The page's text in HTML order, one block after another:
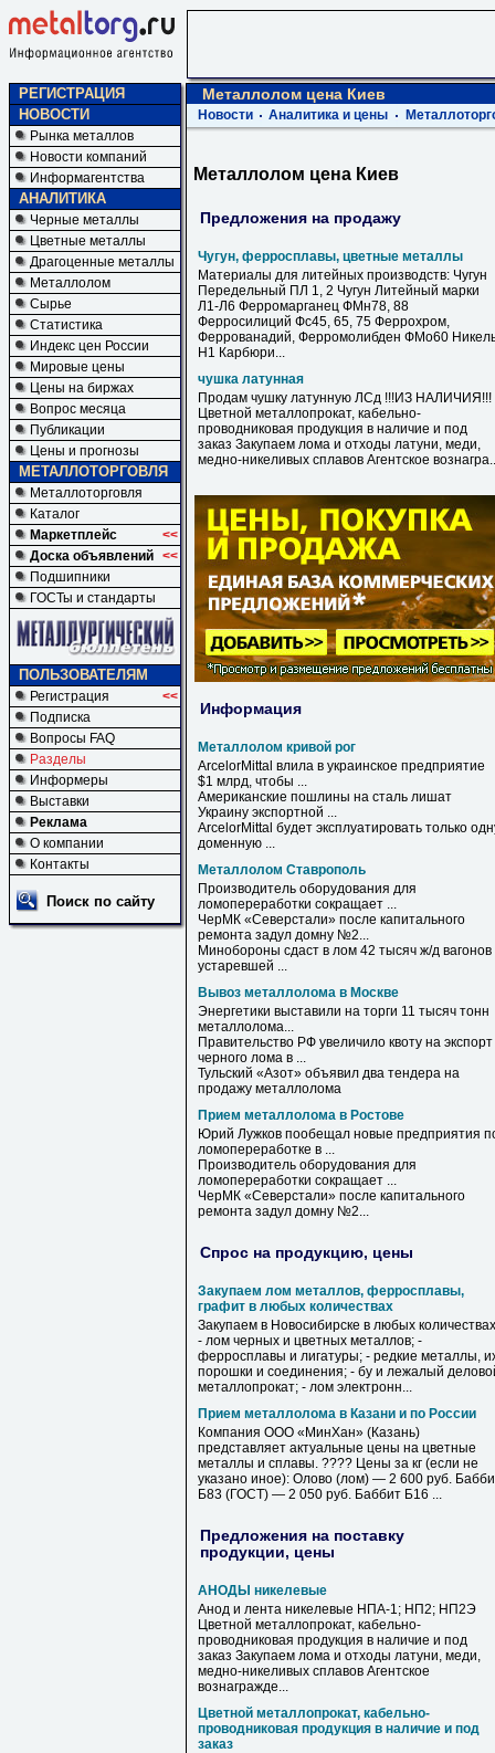
РЕГИСТРАЦИЯ
НОВОСТИ
Рынка металлов
Новости компаний
Информагентства
АНАЛИТИКА
Черные металлы
Цветные металлы
Драгоценные металлы
Металлолом
Сырье
Статистика
Индекс цен России
Мировые цены
Цены на биржах
Вопрос месяца
Публикации
Цены и прогнозы
МЕТАЛЛОТОРГОВЛЯ
Металлоторговля
Каталог
Маркетплейс
<<
Доска объявлений <<
Подшипники
ГОСТы и стандарты
ПОЛЬЗОВАТЕЛЯМ
Регистрация
<<
Подписка
Вопросы FAQ
Разделы
Информеры
Выставки
Реклама
О компании
Контакты
Поиск по сайту
Металлолом цена Киев
Новости Аналитика и цены
Металлолом цена Киев
Предложения на продажу
Чугун, ферросплавы, цветные металлы
Материалы для литейных производств: Чугун
Передельный ПЛ 1, 2 Чугун Литейный марки
Л1-Л6 Ферромарганец ФМн78, 88
Ферросилиций Фс45, 65, 75 Феррохром,
Феррованадий, Ферромолибден ФМо60
Н1 Карбюри...
чушка латунная
Продам чушку латунную ЛСд !!!ИЗ НАЛИЧИЯ!!!
Цветной металлопрокат, кабельно-
проводниковая продукция в наличие и под
заказ Закупаем лома и отходы латуни, меди,
медно-никеливых сплавов Агентское
Информация
Металлолом кривой рог
ArcelorMittal влила в украинское предприятие
$1 млрд, чтобы ...
Американские пошлины на сталь лишат
Украину экспортной ...
ArcelorMittal будет эксплуатировать только
доменную ...
Металлолом Ставрополь
Производитель оборудования для
ломопереработки сокращает ...
ЧерМК «Северстали» после капитального
ремонта задул домну №2...
Минобороны сдаст в лом 42 тысяч ж/д вагонов
устаревшей ...
Вывоз металлолома в Москве
Энергетики выставили на торги 11 тысяч тонн
металлолома...
Правительство РФ увеличило квоту на экспорт
черного лома в ...
Тульский «Азот» объявил два тендера на
продажу металлолома
Прием металлолома в Ростове
Юрий Лужков пообещал новые предприятия
ломопереработке в ...
Производитель оборудования для
ломопереработки сокращает ...
ЧерМК «Северстали» после капитального
ремонта задул домну №2...
Спрос на продукцию, цены
Закупаем лом металлов, ферросплавы,
графит в любых количествах
Закупаем в Новосибирске в любых
- лом черных и цветных металлов; -
ферросплавы и лигатуры; - редкие металлы,
порошки и соединения; - бу и лежалый
металлопрокат; - лом электронн...
Прием металлолома в Казани и по России
Компания ООО «МинХан» (Казань)
представляет актуальные цены на цветные
металлы и сплавы. ???? Цены за кг (если не
указано иное): Олово (лом) — 2 600 руб.
Б83 (ГОСТ) — 2 050 руб. Баббит Б16 ...
Предложения на поставку
продукции, цены
АНОДЫ никелевые
Анод и лента никелевые НПА-1; НП2; НП2Э
Цветной металлопрокат, кабельно-
проводниковая продукция в наличие и под
заказ Закупаем лома и отходы латуни, меди,
медно-никеливых сплавов Агентское
вознагражде...
Цветной металлопрокат, кабельно-
проводниковая продукция в наличие и под
заказ